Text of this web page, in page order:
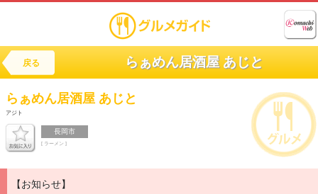
戻る らぁめん居酒屋 あじと
らぁめん居酒屋 あじと
アジト
長岡市
[ ラーメン ]
【お知らせ】